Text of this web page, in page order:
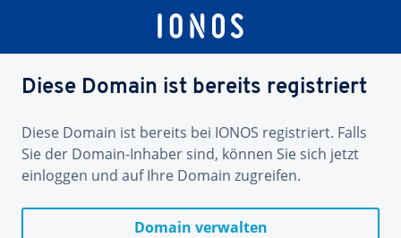
Diese Domain ist bereits registriert
Diese Domain ist bereits bei IONOS registriert. Falls
Sie der Domain-Inhaber sind, können Sie sich jetzt
einloggen und auf Ihre Domain zugreifen.
Domain verwalten